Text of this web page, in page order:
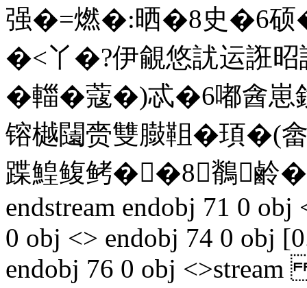
强�=燃�:晒�8史�6
�<丫�?伊覦悠訧运誑昭
�輺�蔻�)忒�6嘟酓
镕樾闧赍雙臌靻�頊�(
蹀鰉鳆鲓��8鶺鹷
endstream endobj 71 0
0 obj <> endobj 74 0 obj
endobj 76 0 obj